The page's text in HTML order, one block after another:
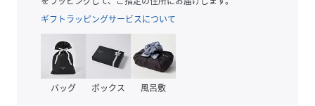
・オリジナルデザインのビジューボタンやゴールドプレート
を配した、特別感ある仕上がり。
・持ち歩きやすさを最優先に考えた、軽量でスマートな収納
時の形状。
ギフトラッピングサービスについて
バッグ ボックス 風呂敷